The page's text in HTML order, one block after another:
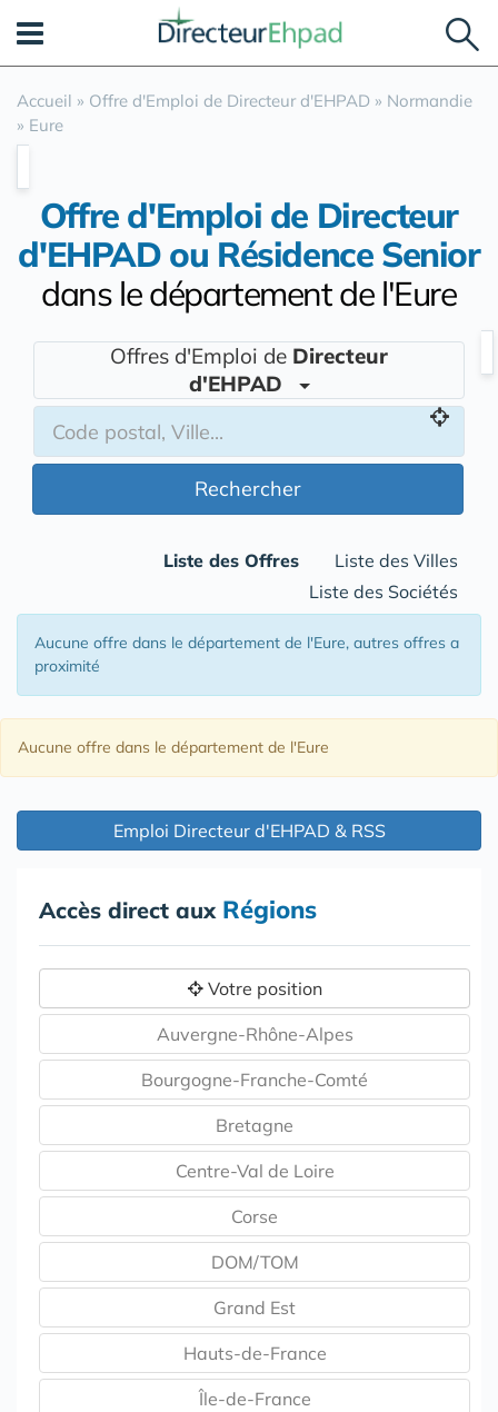
Accueil » Offre d'Emploi de Directeur d'EHPAD » Normandie
» Eure
Offre d'Emploi de Directeur
d'EHPAD ou Résidence Senior
dans le département de l'Eure
Offres d'Emploi de Directeur
d'EHPAD
Rechercher
Liste des Offres
Liste des Villes
Liste des Sociétés
Aucune offre dans le département de l'Eure, autres offres a
proximité
Aucune offre dans le département de l'Eure
Emploi Directeur d'EHPAD & RSS
Accès direct aux Régions
Votre position
Auvergne-Rhône-Alpes
Bourgogne-Franche-Comté
Bretagne
Centre-Val de Loire
Corse
DOM/TOM
Grand Est
Hauts-de-France
Île-de-France
Panneau de gestion des cookies